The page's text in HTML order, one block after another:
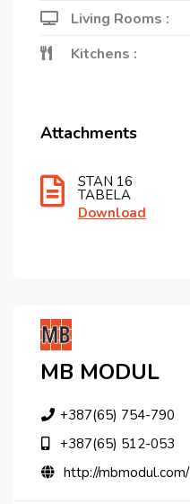
Living Rooms :
Kitchens :
Attachments
STAN 16
TABELA
Download
MB MODUL
+387(65) 754-790
+387(65) 512-053
http://mbmodul.com/